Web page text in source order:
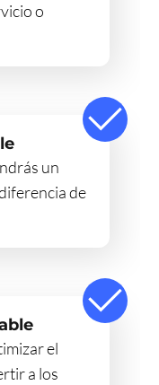
o
un
de
el
a los